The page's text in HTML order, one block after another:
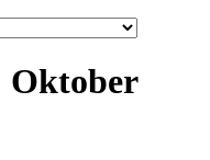
Oktober